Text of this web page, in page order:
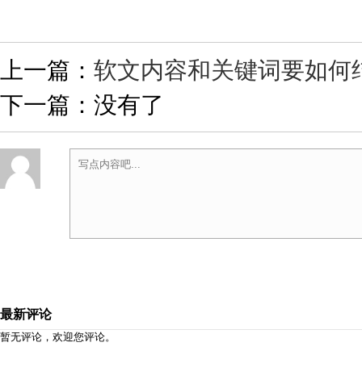
上一篇： 软文内容和关键词要如何
下一篇：没有了
最新评论
暂无评论，欢迎您评论。